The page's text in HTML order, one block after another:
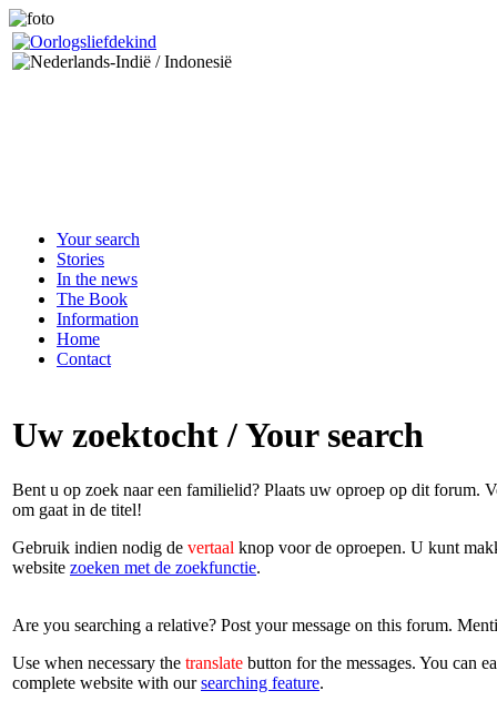
Your search
Stories
In the news
The Book
Information
Home
Contact
Uw zoektocht / Your search
Bent u op zoek naar een familielid? Plaats uw oproep op dit forum.
om gaat in de titel!
Gebruik indien nodig de vertaal knop voor de oproepen. U kunt
website zoeken met de zoekfunctie.
Are you searching a relative? Post your message on this forum.
Use when necessary the translate button for the messages. You can
complete website with oursearching feature.